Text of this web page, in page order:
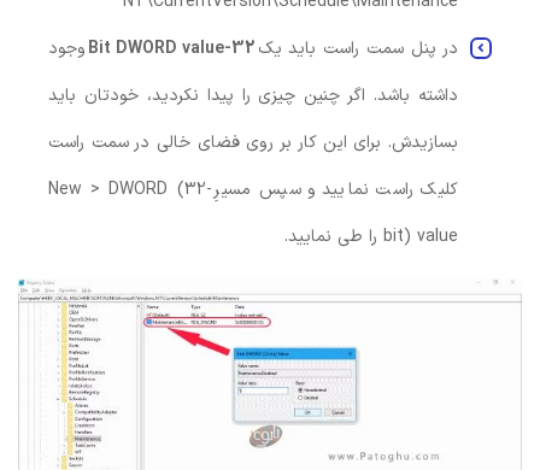
در پنل سمت راست باید یک32-Bit DWORD value
وجود
داشته باشد. اگر چنین چیزی را پیدا نکردید، خودتان باید
بسازیدش. برای این کار بر روی فضای خالی در سمت راست
کلیک راست نمایید و سپس مسیرِ New > DWORD (32-
bit) value را طی نمایید.